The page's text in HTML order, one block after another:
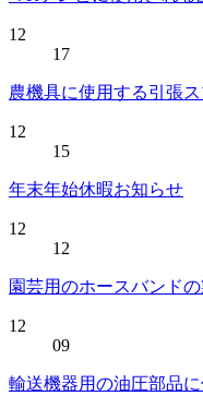
12
17
農機具に使用する引張
12
15
年末年始休暇お知らせ
12
12
園芸用のホースバンド
12
09
輸送機器用の油圧部品